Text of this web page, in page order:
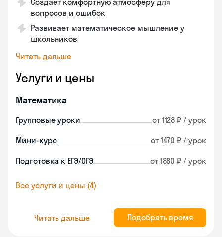
Создает комфортную атмосферу для
вопросов и ошибок
Развивает математическое мышление у
школьников
Читать дальше
Услуги и цены
Математика
Групповые уроки от 1128 ₽ / урок
Мини-курс от 1470 ₽ / урок
Подготовка к ЕГЭ/ОГЭ от 1880 ₽ / урок
Все услуги и цены (4)
Читать дальше Подобрать время